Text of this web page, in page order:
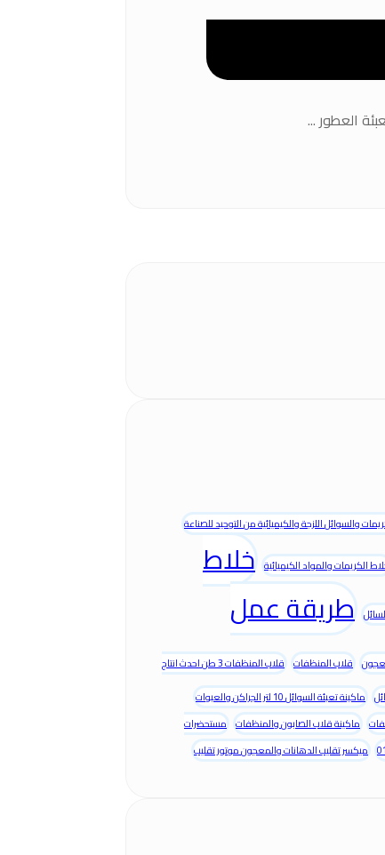
والسوائل اللزجة والكيميائية من التوحيد للصناعة
الكريمات والمواد الكيميائية خلاط
طريقة عمل
قلاب المنظفات
قلاب المنظفات 3 طن احدث انتاج
ماكينة تعبئة السوائل 10 لتر الجراكن والعبوات
ماكينة قلاب الصابون والمنظفات مستحضرات
ميكسر تقليب الدهانات والمعجون موتور تقليب